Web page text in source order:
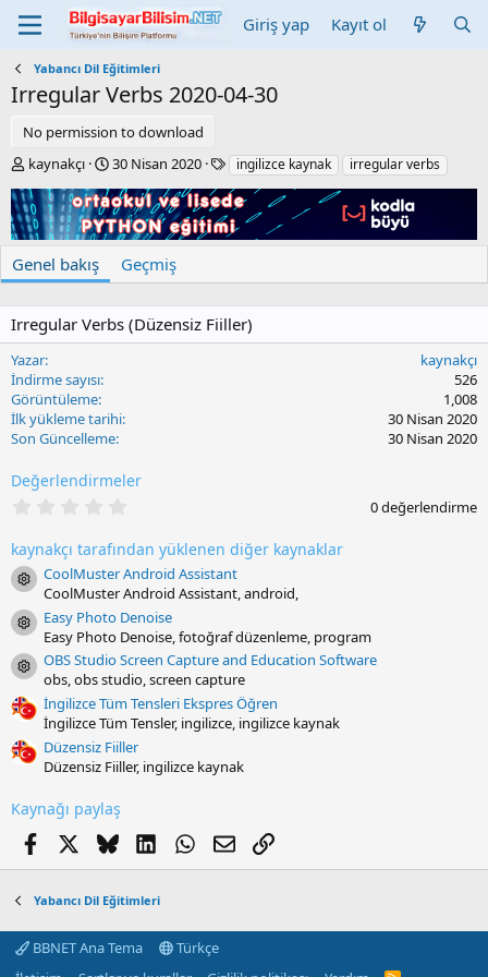
Giriş yap Kayıt ol
Yabancı Dil Eğitimleri
Irregular Verbs 2020-04-30
No permission to download
Y
z
a
r
kaynakçı
C
e
a
t
o
d
a
30 Nisan 2020
E
i
k
e
l
r
ingilizce kaynak irregular verbs
Genel bakış Geçmiş
Irregular Verbs (Düzensiz Fiiller)
Yazar
kaynakçı
İndirme sayısı
526
Görüntüleme
1,008
İlk yükleme tarihi
30 Nisan 2020
Son Güncelleme
30 Nisan 2020
Değerlendirmeler
0
y
ı
l
d
ı
0 değerlendirme
kaynakçı tarafından yüklenen diğer kaynaklar
Resource icon
CoolMuster Android Assistant
CoolMuster Android Assistant, android,
Resource icon
Easy Photo Denoise
Easy Photo Denoise, fotoğraf düzenleme, program
Resource icon
OBS Studio Screen Capture and Education Software
obs, obs studio, screen capture
İngilizce Tüm Tensleri Ekspres Öğren
İngilizce Tüm Tensler, ingilizce, ingilizce kaynak
Düzensiz Fiiller
Düzensiz Fiiller, ingilizce kaynak
Kaynağı paylaş
Facebook BlueskyLinkedInWhatsApp
E-postaLink
Yabancı Dil Eğitimleri
BBNET Ana Tema
Türkçe